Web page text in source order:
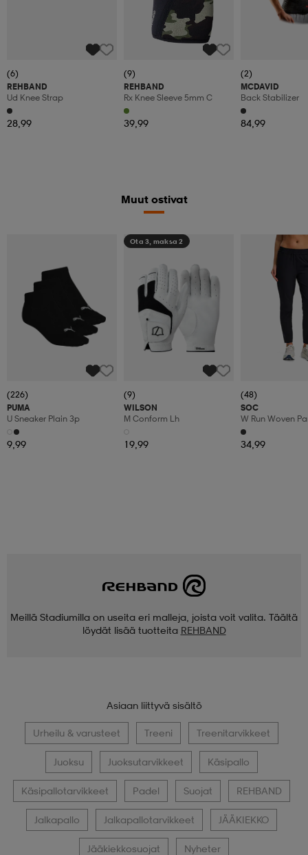
(6)
REHBAND
Ud Knee Strap
28,99
(9)
REHBAND
Rx Knee Sleeve 5mm C
39,99
(2)
MCDAVID
Back Stabilizer
84,99
Muut ostivat
(226)
PUMA
U Sneaker Plain 3p
9,99
Ota 3, maksa 2
(9)
WILSON
M Conform Lh
19,99
(48)
SOC
W Run Woven
34,99
Meillä Stadiumilla on useita eri malleja, joista voit valita. Täältä
löydät lisää tuotteita REHBAND
Asiaan liittyvä sisältö
Urheilu & varusteet Treeni Treenitarvikkeet
Juoksu Juoksutarvikkeet Käsipallo
Käsipallotarvikkeet Padel Suojat REHBAND
Jalkapallo Jalkapallotarvikkeet JÄÄKIEKKO
Jääkiekkosuojat Nyheter